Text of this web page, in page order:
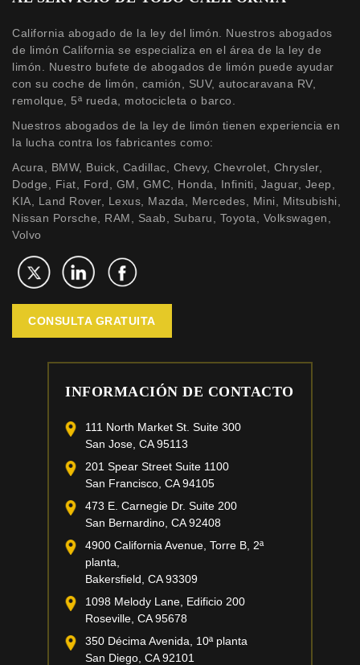
California abogado de la ley del limón. Nuestros abogados
de limón California se especializa en el área de la ley de
limón. Nuestro bufete de abogados de limón puede ayudar
con su coche de limón, camión, SUV, autocaravana RV,
remolque, 5ª rueda, motocicleta o barco.
Nuestros abogados de la ley de limón tienen experiencia en
la lucha contra los fabricantes como:
Acura, BMW, Buick, Cadillac, Chevy, Chevrolet, Chrysler,
Dodge, Fiat, Ford, GM, GMC, Honda, Infiniti, Jaguar, Jeep,
KIA, Land Rover, Lexus, Mazda, Mercedes, Mini, Mitsubishi,
Nissan Porsche, RAM, Saab, Subaru, Toyota, Volkswagen,
Volvo
CONSULTA GRATUITA
INFORMACIÓN DE CONTACTO
111 North Market St. Suite 300
San Jose, CA 95113
201 Spear Street Suite 1100
San Francisco, CA 94105
473 E. Carnegie Dr. Suite 200
San Bernardino, CA 92408
4900 California Avenue, Torre B, 2ª
planta,
Bakersfield, CA 93309
1098 Melody Lane, Edificio 200
Roseville, CA 95678
350 Décima Avenida, 10ª planta
San Diego, CA 92101